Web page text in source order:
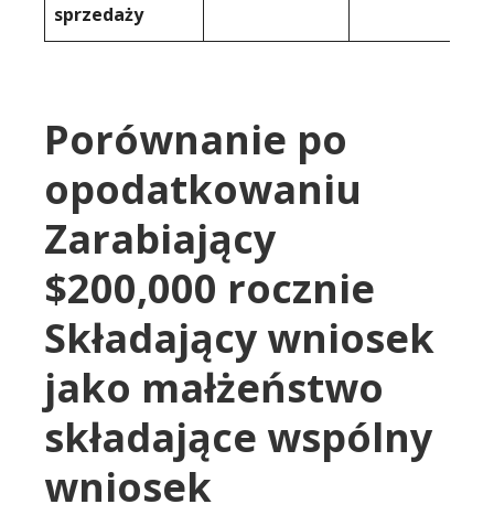
sprzedaży
Porównanie po
opodatkowaniu
Zarabiający
$200,000 rocznie
Składający wniosek
jako małżeństwo
składające wspólny
wniosek